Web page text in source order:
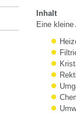
Inhalt
Eine